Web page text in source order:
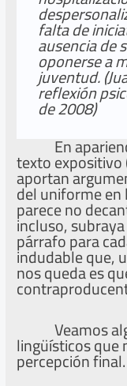
falta de
ausencia de
oponerse a
juventud.
reflexión
de 2008)
En
texto
aportan
del uniforme
parece no
incluso,
párrafo para
indudable que,
nos queda es
Veamos
lingüísticos que
percepción final.